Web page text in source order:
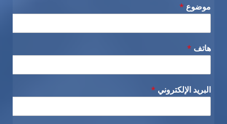
موضوع *
هاتف *
البريد الإلكتروني *